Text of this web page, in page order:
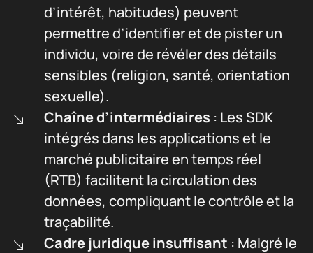
d’intérêt, habitudes) peuvent
permettre d’identifier et de pister un
individu, voire de révéler des détails
sensibles (religion, santé, orientation
sexuelle).
Chaîne d’intermédiaires : Les SDK
intégrés dans les applications et le
marché publicitaire en temps réel
(RTB) facilitent la circulation des
données, compliquant le contrôle et la
traçabilité.
Cadre juridique insuffisant : Malgré le